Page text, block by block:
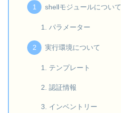
shellモジュールについて
パラメーター
実行環境について
テンプレート
認証情報
インベントリー